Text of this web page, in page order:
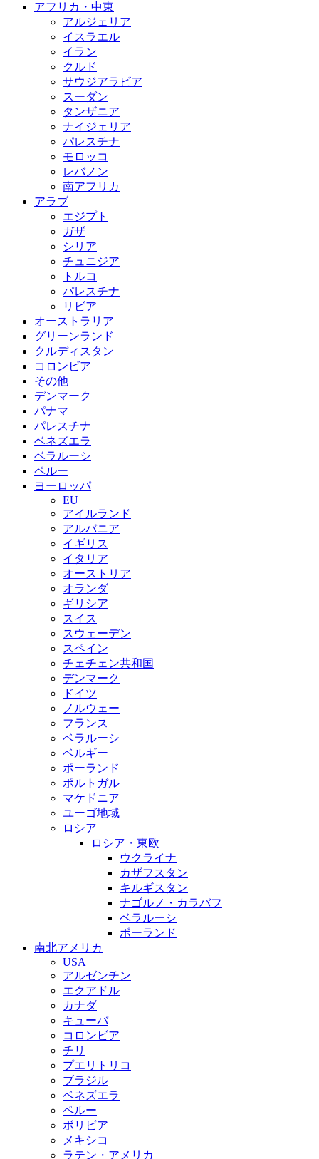
アフリカ・中東
アルジェリア
イスラエル
イラン
クルド
サウジアラビア
スーダン
タンザニア
ナイジェリア
パレスチナ
モロッコ
レバノン
南アフリカ
アラブ
エジプト
ガザ
シリア
チュニジア
トルコ
パレスチナ
リビア
オーストラリア
グリーンランド
クルディスタン
コロンビア
その他
デンマーク
パナマ
パレスチナ
ベネズエラ
ベラルーシ
ペルー
ヨーロッパ
EU
アイルランド
アルバニア
イギリス
イタリア
オーストリア
オランダ
ギリシア
スイス
スウェーデン
スペイン
チェチェン共和国
デンマーク
ドイツ
ノルウェー
フランス
ベラルーシ
ベルギー
ポーランド
ポルトガル
マケドニア
ユーゴ地域
ロシア
ロシア・東欧
ウクライナ
カザフスタン
キルギスタン
ナゴルノ・カラバフ
ベラルーシ
ポーランド
南北アメリカ
USA
アルゼンチン
エクアドル
カナダ
キューバ
コロンビア
チリ
プエリトリコ
ブラジル
ベネズエラ
ペルー
ボリビア
メキシコ
ラテン・アメリカ